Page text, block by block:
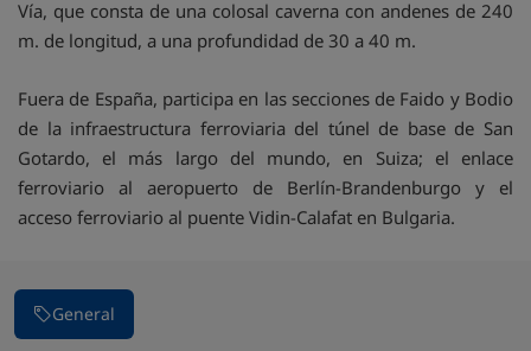
Vía, que consta de una colosal caverna con andenes de 240
m. de longitud, a una profundidad de 30 a 40 m.
Fuera de España, participa en las secciones de Faido y Bodio
de la infraestructura ferroviaria del túnel de base de San
Gotardo, el más largo del mundo, en Suiza; el enlace
ferroviario al aeropuerto de Berlín-Brandenburgo y el
acceso ferroviario al puente Vidin-Calafat en Bulgaria.
General